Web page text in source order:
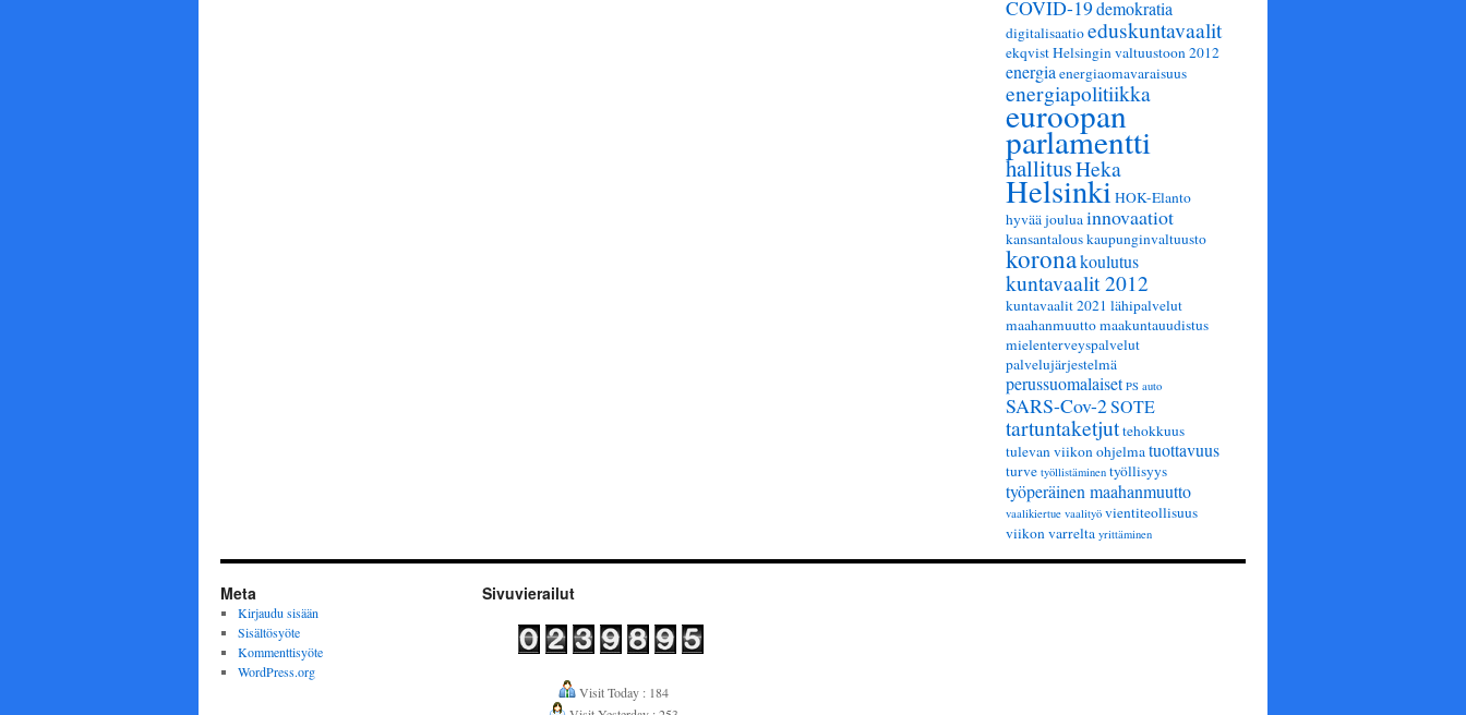
COVID-19demokratia
digitalisaatioeduskuntavaalit
ekqvist Helsingin valtuustoon 2012
energia energiaomavaraisuus
energiapolitiikka
euroopan
parlamentti
hallitusHeka
HelsinkiHOK-Elanto
hyvää jouluainnovaatiot
kansantalouskaupunginvaltuusto
koronakoulutus
kuntavaalit 2012
kuntavaalit 2021 lähipalvelut
maahanmuuttomaakuntauudistus
mielenterveyspalvelut
palvelujärjestelmä
perussuomalaiset PS auto
SARS-Cov-2SOTE
tartuntaketjuttehokkuus
tulevan viikon ohjelmatuottavuus
turve työllistäminen työllisyys
työperäinen maahanmuutto
vaalikiertue vaalityö vientiteollisuus
viikon varrelta yrittäminen
Meta
Kirjaudu sisään
Sisältösyöte
Kommenttisyöte
WordPress.org
Sivuvierailut
Visit Today : 184